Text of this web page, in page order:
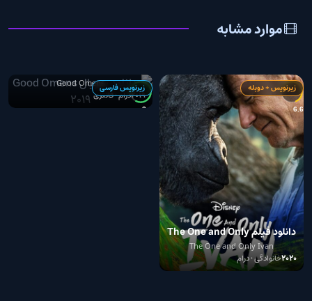
موارد مشابه
6.6
زیرنویس + دوبله
دانلود فیلم The One and Only
Ivan 2020
The One and Only Ivan
2020خانوادگی • درام
8.0
زیرنویس فارسی
2019
Good Omens
2019درام • فانتزی